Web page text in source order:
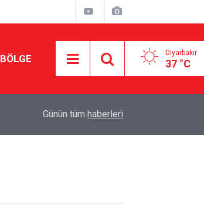
BÖLGE Diyarbakır
37 °C
Süper Lig'e hazırlanan Amedspor'dan dört
Günün tüm haberleri